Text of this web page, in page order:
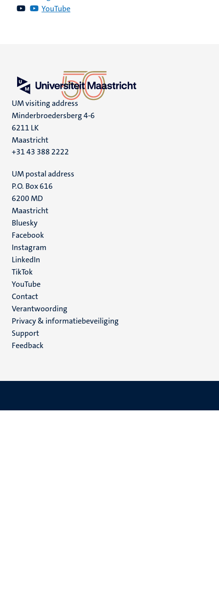
YouTube
UM visiting address
Minderbroedersberg 4-6
6211 LK
Maastricht
+31 43 388 2222
UM postal address
P.O. Box 616
6200 MD
Maastricht
Social
media
Bluesky
Facebook
Instagram
LinkedIn
TikTok
YouTube
Menu
footer
(NL)
Contact
Verantwoording
Privacy & informatiebeveiliging
Support
Feedback